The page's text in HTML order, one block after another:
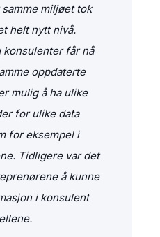
miljøet tok
helt nytt nivå.
får nå
oppdaterte
mulig å ha ulike
for ulike data
for eksempel i
Tidligere var det
å kunne
i konsulent